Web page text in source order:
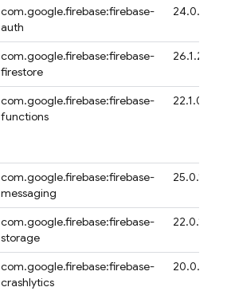
com.google.firebase:firebase-
auth
24.0.1
com.google.firebase:firebase-
firestore
26.1.2
com.google.firebase:firebase-
functions
22.1.0
com.google.firebase:firebase-
messaging
25.0.1
com.google.firebase:firebase-
storage
22.0.1
com.google.firebase:firebase-
crashlytics
20.0.4